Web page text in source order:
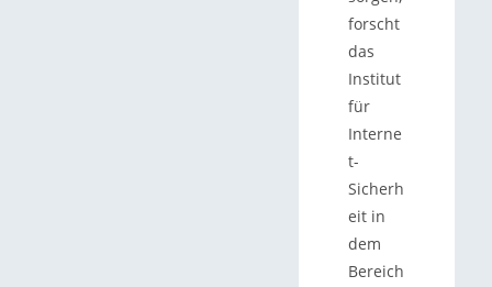
forscht
das
Institut
für
Interne
t-
Sicherh
eit in
dem
Bereich